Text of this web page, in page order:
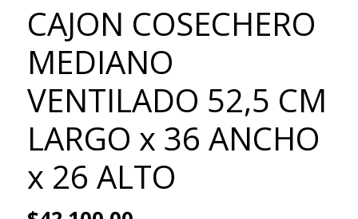
CAJON COSECHERO
MEDIANO
VENTILADO 52,5 CM
LARGO x 36 ANCHO
x 26 ALTO